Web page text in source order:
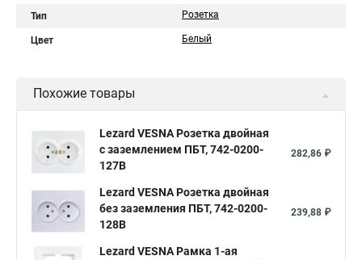
Тип Розетка
Цвет Белый
Похожие товары
Lezard VESNA Розетка двойная
с заземлением ПБТ, 742-0200-
127B
282,86 ₽
Lezard VESNA Розетка двойная
без заземления ПБТ, 742-0200-
128B
239,88 ₽
Lezard VESNA Рамка 1-ая